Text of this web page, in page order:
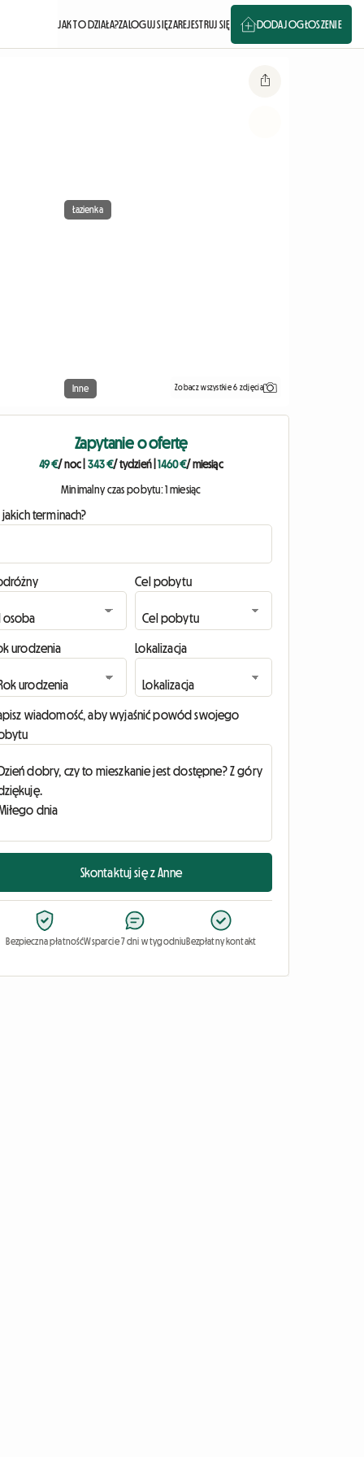
JAK TO DZIAŁA?ZALOGUJ SIĘZAREJESTRUJ SIĘ DODAJ OGŁOSZENIE
Łazienka
Inne Zobacz wszystkie 6 zdjęcia
Zapytanie o ofertę
49 €/ noc 343 €/ tydzień|1460 €/ miesiąc
Minimalny czas pobytu: 1 miesiąc
jakich terminach?
Cel pobytu
urodzenia Lokalizacja
wiadomość, aby wyjaśnić powód swojego
Skontaktuj się z Anne
Bezpieczna płatnośćWsparcie 7 dni w tygodniuBezpłatny kontakt